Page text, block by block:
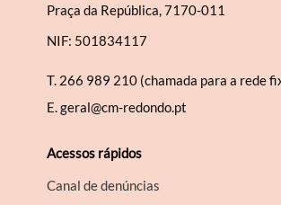
Praça da República, 7170-011
NIF: 501834117
T. 266 989 210 (chamada para a rede
E.geral@cm-redondo.pt
Acessos rápidos
Canal de denúncias